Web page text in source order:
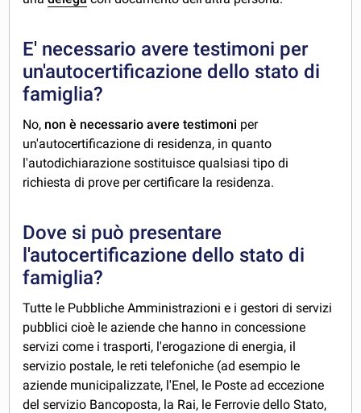
E' necessario avere testimoni per
un'autocertificazione dello stato di
famiglia?
No, non è necessario avere testimoni per
un'autocertificazione di residenza, in quanto
l'autodichiarazione sostituisce qualsiasi tipo di
richiesta di prove per certificare la residenza.
Dove si può presentare
l'autocertificazione dello stato di
famiglia?
Tutte le Pubbliche Amministrazioni e i gestori di servizi
pubblici cioè le aziende che hanno in concessione
servizi come i trasporti, l'erogazione di energia, il
servizio postale, le reti telefoniche (ad esempio le
aziende municipalizzate, l'Enel, le Poste ad eccezione
del servizio Bancoposta, la Rai, le Ferrovie dello Stato,